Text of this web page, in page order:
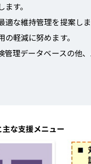
す。
な維持管理を提案しま
軽減に努めます。
理データベースの他